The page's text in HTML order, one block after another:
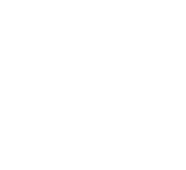
Skriv dig op og få direkte besked